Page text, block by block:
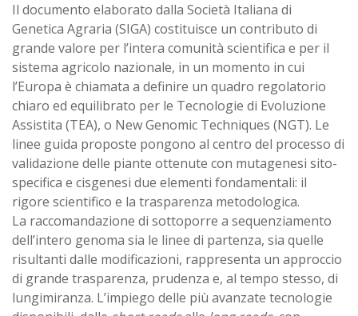
Il documento elaborato dalla Società Italiana di
Genetica Agraria (SIGA) costituisce un contributo di
grande valore per l’intera comunità scientifica e per il
sistema agricolo nazionale, in un momento in cui
l’Europa è chiamata a definire un quadro regolatorio
chiaro ed equilibrato per le Tecnologie di Evoluzione
Assistita (TEA), o New Genomic Techniques (NGT). Le
linee guida proposte pongono al centro del processo di
validazione delle piante ottenute con mutagenesi sito-
specifica e cisgenesi due elementi fondamentali: il
rigore scientifico e la trasparenza metodologica.
La raccomandazione di sottoporre a sequenziamento
dell’intero genoma sia le linee di partenza, sia quelle
risultanti dalle modificazioni, rappresenta un approccio
di grande trasparenza, prudenza e, al tempo stesso, di
lungimiranza. L’impiego delle più avanzate tecnologie